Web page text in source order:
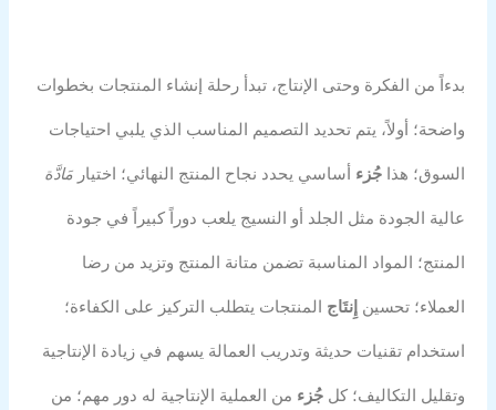
بدءاً من الفكرة وحتى الإنتاج، تبدأ رحلة إنشاء المنتجات بخطوات
واضحة؛ أولاً، يتم تحديد التصميم المناسب الذي يلبي احتياجات
السوق؛ هذا جُزء أساسي يحدد نجاح المنتج النهائي؛ اختيار مَادَّة
عالية الجودة مثل الجلد أو النسيج يلعب دوراً كبيراً في جودة
المنتج؛ المواد المناسبة تضمن متانة المنتج وتزيد من رضا
العملاء؛ تحسين إِنتَاج المنتجات يتطلب التركيز على الكفاءة؛
استخدام تقنيات حديثة وتدريب العمالة يسهم في زيادة الإنتاجية
وتقليل التكاليف؛ كل جُزء من العملية الإنتاجية له دور مهم؛ من